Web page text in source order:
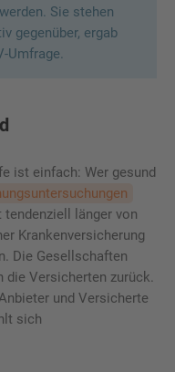
Sie stehen
gegenüber, ergab
Umfrage.
ist einfach: Wer gesund
tendenziell länger von
Krankenversicherung
Die Gesellschaften
die Versicherten zurück.
und Versicherte
sich